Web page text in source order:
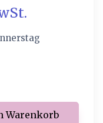
Warenkorb